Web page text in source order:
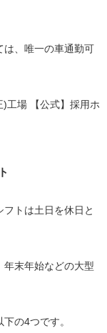
は、唯一の車通勤可
)工場 【公式】採用ホ
トは土日を休日と
年末年始などの大型
の4つです。